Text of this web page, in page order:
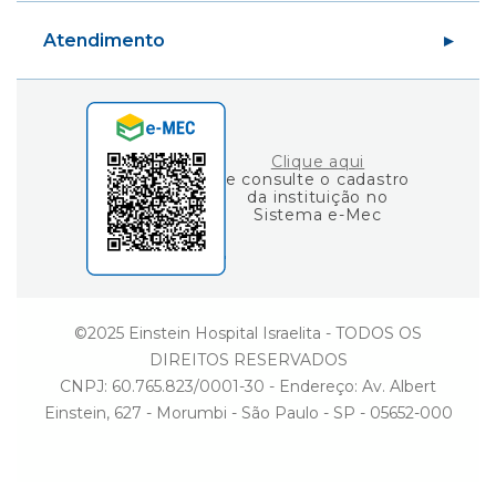
Ciência e Vida
Área do Professor
Consulta de Diplomas
Atendimento
Ouvidoria
Clique aqui
e consulte o cadastro
da instituição no
Sistema e-Mec
©2025 Einstein Hospital Israelita - TODOS OS
DIREITOS RESERVADOS
CNPJ: 60.765.823/0001-30 - Endereço: Av. Albert
Einstein, 627 - Morumbi - São Paulo - SP - 05652-000